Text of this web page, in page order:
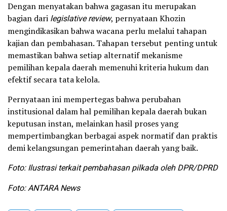
Dengan menyatakan bahwa gagasan itu merupakan
bagian dari legislative review, pernyataan Khozin
mengindikasikan bahwa wacana perlu melalui tahapan
kajian dan pembahasan. Tahapan tersebut penting untuk
memastikan bahwa setiap alternatif mekanisme
pemilihan kepala daerah memenuhi kriteria hukum dan
efektif secara tata kelola.
Pernyataan ini mempertegas bahwa perubahan
institusional dalam hal pemilihan kepala daerah bukan
keputusan instan, melainkan hasil proses yang
mempertimbangkan berbagai aspek normatif dan praktis
demi kelangsungan pemerintahan daerah yang baik.
Foto: Ilustrasi terkait pembahasan pilkada oleh DPR/DPRD
Foto: ANTARA News